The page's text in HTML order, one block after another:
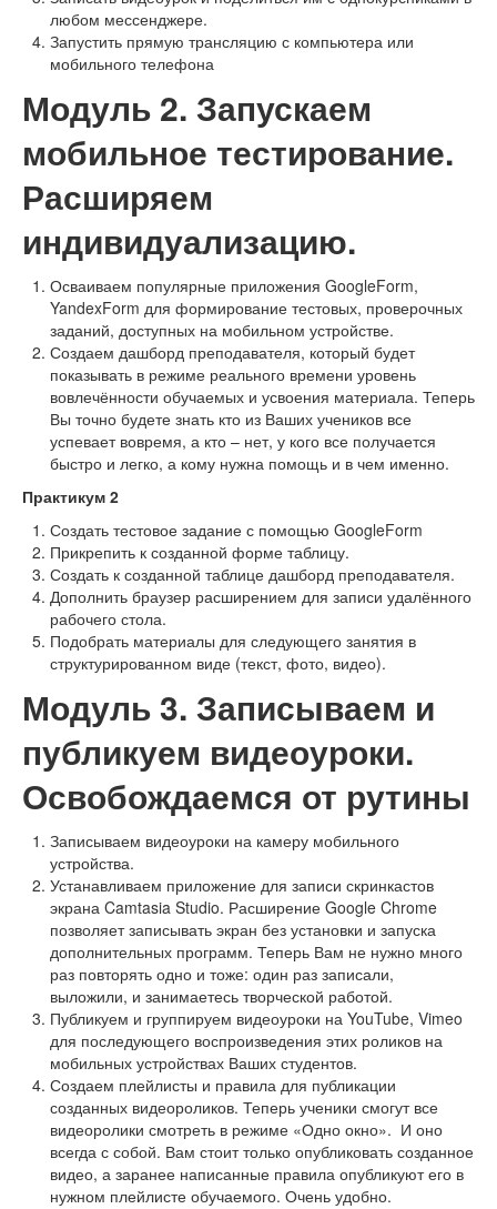
любом мессенджере.
Запустить прямую трансляцию с компьютера или
мобильного телефона
Модуль 2. Запускаем
мобильное тестирование.
Расширяем
индивидуализацию.
Осваиваем популярные приложения GoogleForm,
YandexForm для формирование тестовых, проверочных
заданий, доступных на мобильном устройстве.
Создаем дашборд преподавателя, который будет
показывать в режиме реального времени уровень
вовлечённости обучаемых и усвоения материала. Теперь
Вы точно будете знать кто из Ваших учеников все
успевает вовремя, а кто – нет, у кого все получается
быстро и легко, а кому нужна помощь и в чем именно.
Практикум 2
Создать тестовое задание с помощью GoogleForm
Прикрепить к созданной форме таблицу.
Создать к созданной таблице дашборд преподавателя.
Дополнить браузер расширением для записи удалённого
рабочего стола.
Подобрать материалы для следующего занятия в
структурированном виде (текст, фото, видео).
Модуль 3. Записываем и
публикуем видеоуроки.
Освобождаемся от рутины
Записываем видеоуроки на камеру мобильного
устройства.
Устанавливаем приложение для записи скринкастов
экрана Camtasia Studio. Расширение Google Chrome
позволяет записывать экран без установки и запуска
дополнительных программ. Теперь Вам не нужно много
раз повторять одно и тоже: один раз записали,
выложили, и занимаетесь творческой работой.
Публикуем и группируем видеоуроки на YouTube, Vimeo
для последующего воспроизведения этих роликов на
мобильных устройствах Ваших студентов.
Создаем плейлисты и правила для публикации
созданных видеороликов. Теперь ученики смогут все
видеоролики смотреть в режиме «Одно окно». И оно
всегда с собой. Вам стоит только опубликовать созданное
видео, а заранее написанные правила опубликуют его в
нужном плейлисте обучаемого. Очень удобно.